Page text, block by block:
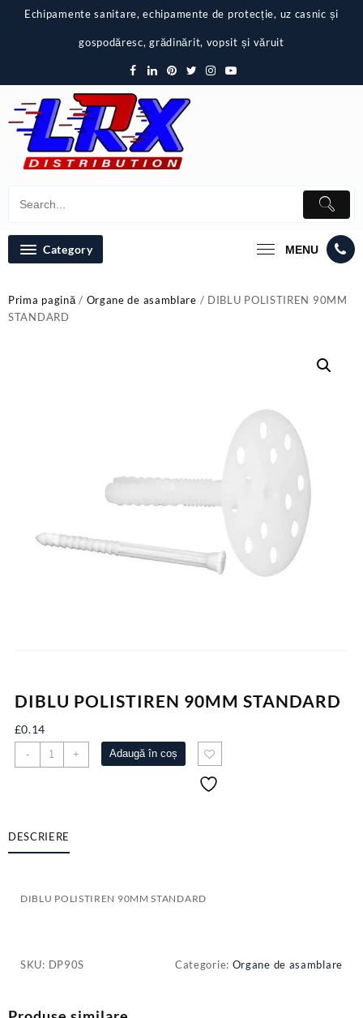
Echipamente sanitare, echipamente de protecție, uz casnic și
gospodăresc, grădinărit, vopsit și văruit
Category MENU
Prima pagină/ Organe de asamblare / DIBLU POLISTIREN 90MM
STANDARD
DIBLU POLISTIREN 90MM STANDARD
£0.14
-
Cantitate
DIBLU
+ Adaugă în coș
DESCRIERE
DIBLU POLISTIREN 90MM STANDARD
SKU: DP90S Categorie: Organe de asamblare